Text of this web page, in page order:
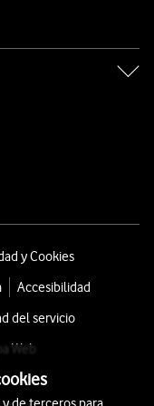
y Cookies
Accesibilidad
del servicio
Web